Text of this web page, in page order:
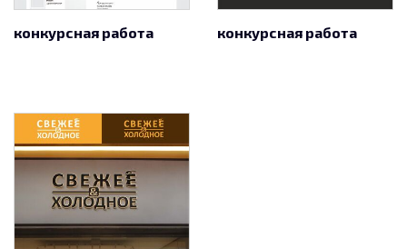
конкурсная работа конкурсная работа